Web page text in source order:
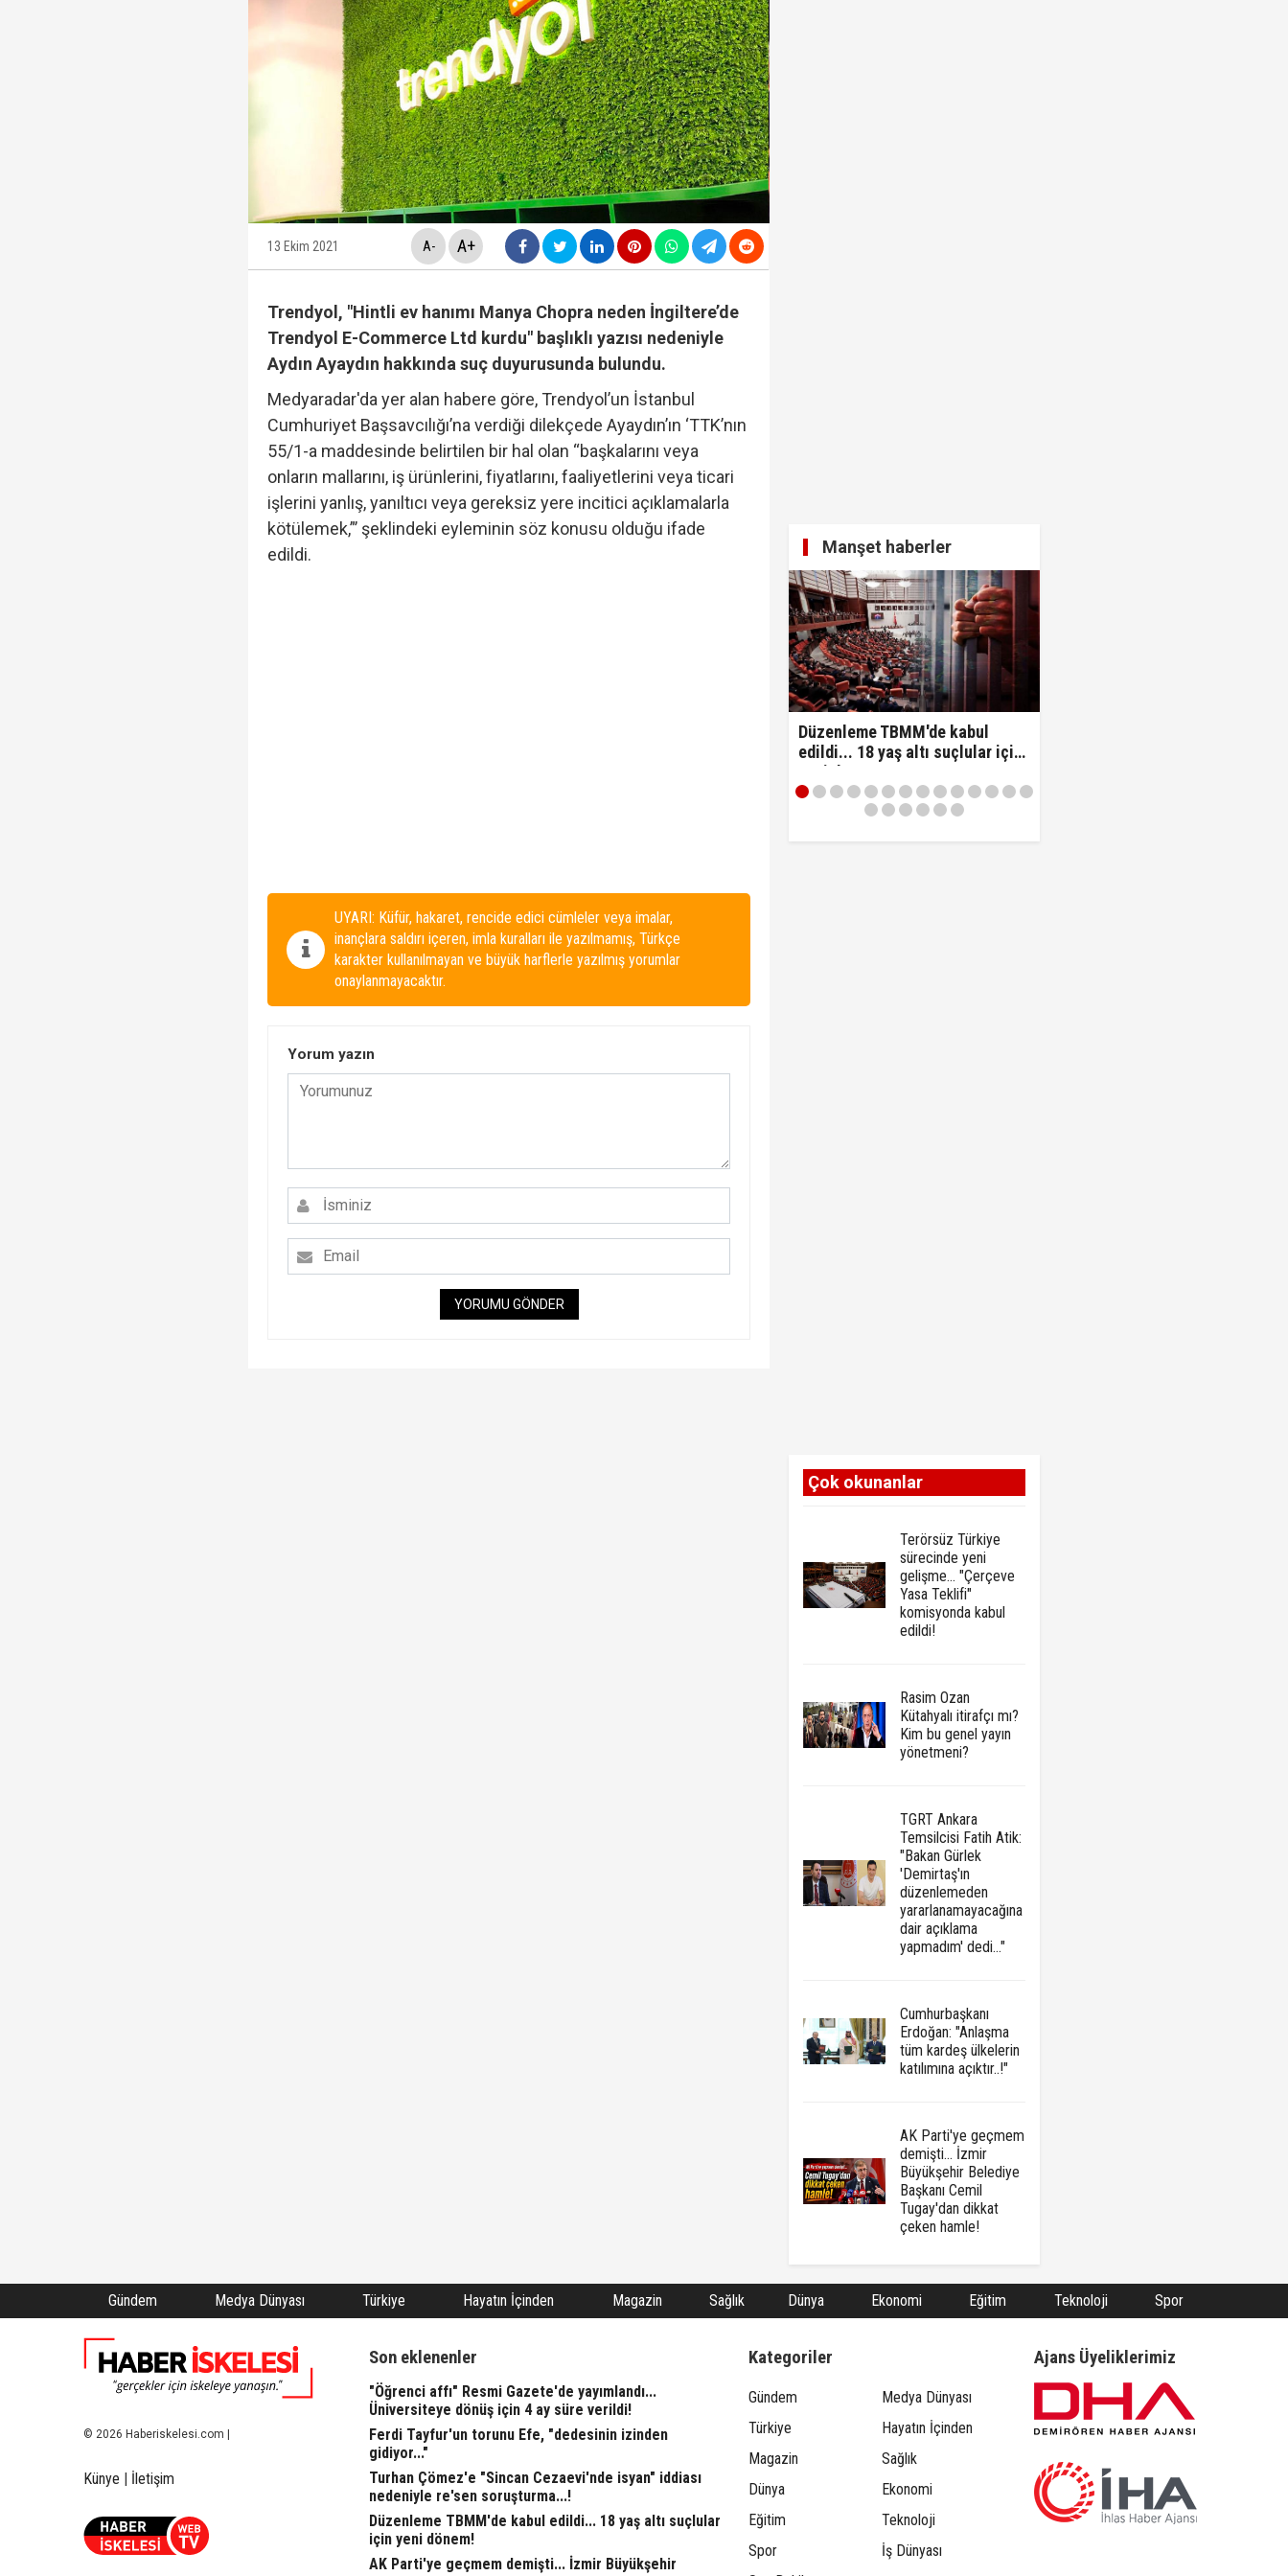
AK Parti'ye geçmem demişti... İzmir Büyükşehir Belediye Başkanı Cemil Tugay'dan dikkat çeken hamle!
Cumhurbaşkanı Erdoğan'dan gece yarısı atama kararları! Resmi Gazete'de yayımlandı…
Rasim Ozan Kütahyalı itirafçı mı? Kim bu genel yayın yönetmeni?
Terörsüz Türkiye sürecinde yeni gelişme... "Çerçeve Yasa Teklifi" komisyonda kabul edildi!
TGRT Ankara Temsilcisi Fatih Atik: "Bakan Gürlek 'Demirtaş'ın düzenlemeden yararlanamayacağına dair açıklama
yapmadım' dedi..."
Cumhurbaşkanı Erdoğan: "Anlaşma tüm kardeş ülkelerin katılımına açıktır..!"
"Öğrenci affı" Resmi Gazete'de yayımlandı... Üniversiteye dönüş için 4 ay süre verildi!
13 Ekim 2021 A- A+
Trendyol, "Hintli ev hanımı Manya Chopra neden İngiltere’de
Trendyol E-Commerce Ltd kurdu" başlıklı yazısı nedeniyle
Aydın Ayaydın hakkında suç duyurusunda bulundu.
Medyaradar'da yer alan habere göre, Trendyol’un İstanbul
Cumhuriyet Başsavcılığı’na verdiği dilekçede Ayaydın’ın ‘TTK’nın
55/1-a maddesinde belirtilen bir hal olan “başkalarını veya
onların mallarını, iş ürünlerini, fiyatlarını, faaliyetlerini veya ticari
işlerini yanlış, yanıltıcı veya gereksiz yere incitici açıklamalarla
kötülemek,”’ şeklindeki eyleminin söz konusu olduğu ifade
edildi.
UYARI: Küfür, hakaret, rencide edici cümleler veya imalar,
inançlara saldırı içeren, imla kuralları ile yazılmamış, Türkçe
karakter kullanılmayan ve büyük harflerle yazılmış yorumlar
onaylanmayacaktır.
Yorum yazın
YORUMU GÖNDER
Manşet haberler
Düzenleme TBMM'de kabul
edildi... 18 yaş altı suçlular için
yeni dönem!
Çok okunanlar
Terörsüz Türkiye
sürecinde yeni
gelişme... "Çerçeve
Yasa Teklifi"
komisyonda kabul
edildi!
Rasim Ozan
Kütahyalı itirafçı mı?
Kim bu genel yayın
yönetmeni?
TGRT Ankara
Temsilcisi Fatih Atik:
"Bakan Gürlek
'Demirtaş'ın
düzenlemeden
yararlanamayacağına
dair açıklama
yapmadım' dedi..."
Cumhurbaşkanı
Erdoğan: "Anlaşma
tüm kardeş ülkelerin
katılımına açıktır..!"
AK Parti'ye geçmem
demişti... İzmir
Büyükşehir Belediye
Başkanı Cemil
Tugay'dan dikkat
çeken hamle!
Gündem Medya Dünyası Türkiye Hayatın İçinden Magazin Sağlık Dünya Ekonomi Eğitim Teknoloji Spor
© 2026 Haberiskelesi.com |
Künye | İletişim
Son eklenenler
"Öğrenci affı" Resmi Gazete'de yayımlandı...
Üniversiteye dönüş için 4 ay süre verildi!
Ferdi Tayfur'un torunu Efe, "dedesinin izinden
gidiyor..."
Turhan Çömez'e "Sincan Cezaevi'nde isyan" iddiası
nedeniyle re'sen soruşturma...!
Düzenleme TBMM'de kabul edildi... 18 yaş altı suçlular
için yeni dönem!
AK Parti'ye geçmem demişti... İzmir Büyükşehir
Kategoriler
Gündem
Medya Dünyası
Türkiye
Hayatın İçinden
Magazin
Sağlık
Dünya
Ekonomi
Eğitim
Teknoloji
Spor
İş Dünyası
Ajans Üyeliklerimiz